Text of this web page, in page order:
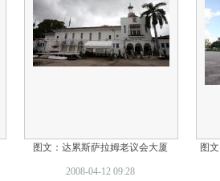
图文：达累斯萨拉姆老议会大厦
2008-04-12 09:28
图